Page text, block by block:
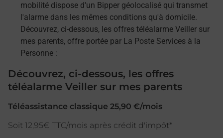
mobilité dispose d'un Bipper géolocalisé qui transmet
l'alarme dans les mêmes conditions qu'à domicile.
Découvrez, ci-dessous, les offres téléalarme Veiller sur
mes parents, offre portée par La Poste Services à la
Personne :
Découvrez, ci-dessous, les offres
téléalarme Veiller sur mes parents
Téléassistance classique 25,90 €/mois
Soit 12,95€ TTC/mois après crédit d'impôt*